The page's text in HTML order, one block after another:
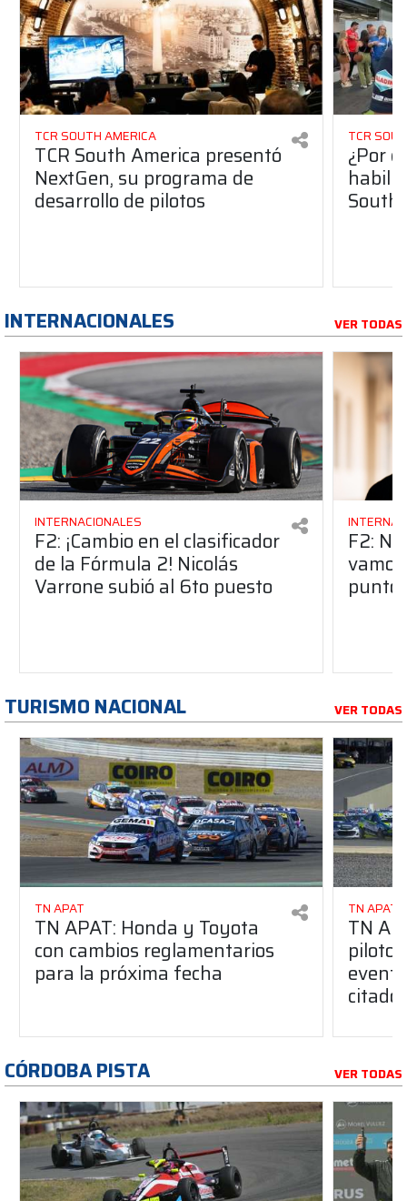
TCR SOUTH AMERICA
TCR South America presentó
NextGen, su programa de
desarrollo de pilotos
TCR
¿Por
South
INTERNACIONALES VER TODAS
INTERNACIONALES
F2: ¡Cambio en el clasificador
de la Fórmula 2! Nicolás
Varrone subió al 6to puesto
F2:
TURISMO NACIONAL VER TODAS
TN APAT
TN APAT: Honda y Toyota
con cambios reglamentarios
para la próxima fecha
TN APAT
TN
piloto
citado
CÓRDOBA PISTA VER TODAS